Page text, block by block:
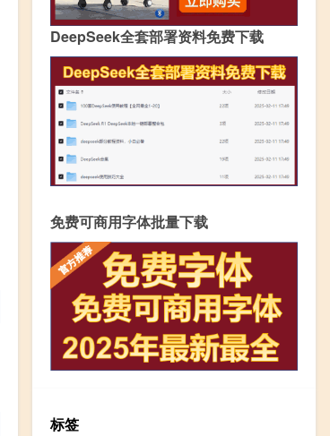
DeepSeek全套部署资料免费下载
免费可商用字体批量下载
标签